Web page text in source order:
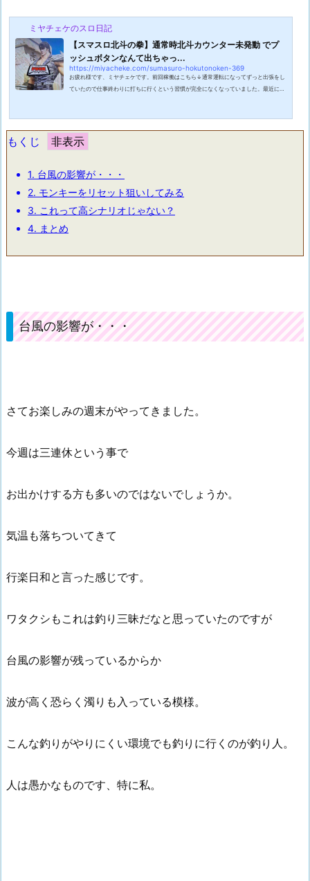
ミヤチェケのスロ日記
【スマスロ北斗の拳】通常時北斗カウンター未発動 でプ
ッシュボタンなんて出ちゃっ...
https://miyacheke.com/sumasuro-hokutonoken-369
お疲れ様です、ミヤチェケです。前回稼働はこちら↓通常運転になってずっと出張をし
ていたので仕事終わりに打ちに行くという習慣が完全になくなっていました。最近にな
し考えるようになりました。元々打つ台がない時は打たずにとっとと帰っていたのです
が最初から店に行かない事で家に...
もくじ
1. 台風の影響が・・・
2. モンキーをリセット狙いしてみる
3. これって高シナリオじゃない？
4. まとめ
台風の影響が・・・
さてお楽しみの週末がやってきました。
今週は三連休という事で
お出かけする方も多いのではないでしょうか。
気温も落ちついてきて
行楽日和と言った感じです。
ワタクシもこれは釣り三昧だなと思っていたのですが
台風の影響が残っているからか
波が高く恐らく濁りも入っている模様。
こんな釣りがやりにくい環境でも釣りに行くのが釣り人。
人は愚かなものです、特に私。